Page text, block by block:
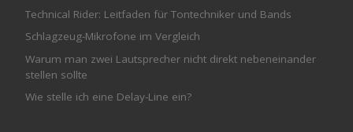
Technical Rider: Leitfaden für Tontechniker und Bands
Schlagzeug-Mikrofone im Vergleich
Warum man zwei Lautsprecher nicht direkt nebeneinander
stellen sollte
Wie stelle ich eine Delay-Line ein?